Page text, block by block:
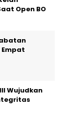
Open BO
Wujudkan